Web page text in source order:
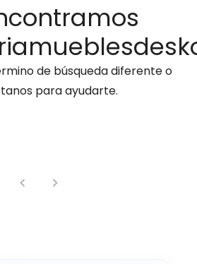
muebles
de búsqueda diferente o
para ayudarte.